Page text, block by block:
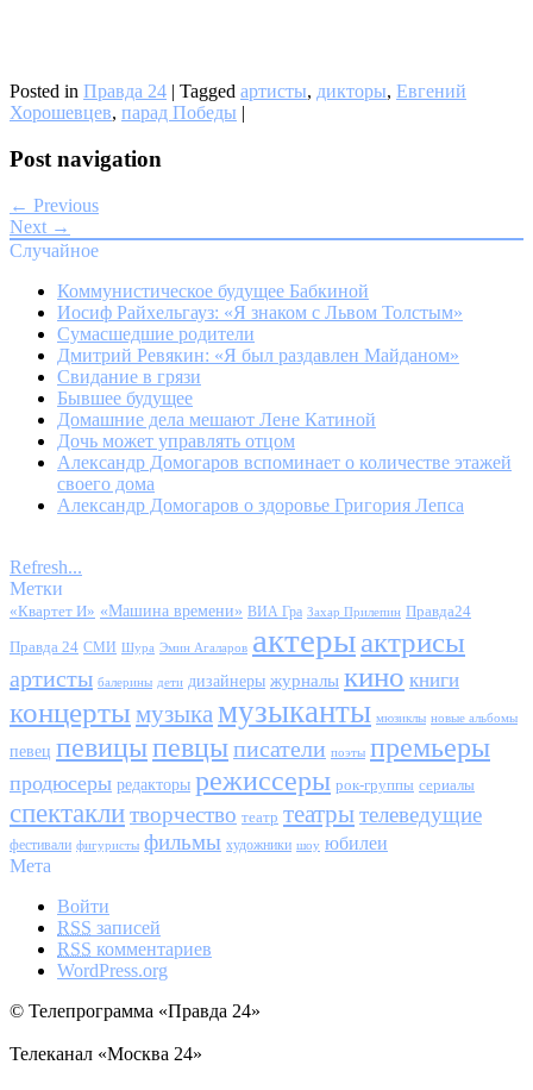
Posted in Правда 24 | Tagged артисты, дикторы, Евгений
Хорошевцев, парад Победы |
Post navigation
← Previous
Next →
Случайное
Коммунистическое будущее Бабкиной
Иосиф Райхельгауз: «Я знаком с Львом Толстым»
Сумасшедшие родители
Дмитрий Ревякин: «Я был раздавлен Майданом»
Свидание в грязи
Бывшее будущее
Домашние дела мешают Лене Катиной
Дочь может управлять отцом
Александр Домогаров вспоминает о количестве этажей
своего дома
Александр Домогаров о здоровье Григория Лепса
Refresh...
Метки
«Квартет И» «Машина времени» ВИА Гра Захар Прилепин Правда24
Правда 24 СМИ Шура Эмин Агаларов актерыактрисы
артисты балерины дети дизайнеры журналы кино книги
концерты музыка музыканты мюзиклы новые альбомы
певец певицыпевцыписатели поэты премьеры
продюсеры редакторы режиссеры рок-группы сериалы
спектаклитворчество театр театрытелеведущие
фестивали фигуристы фильмы художники шоу юбилеи
Мета
Войти
RSS записей
RSS комментариев
WordPress.org
© Телепрограмма «Правда 24»
Телеканал «Москва 24»